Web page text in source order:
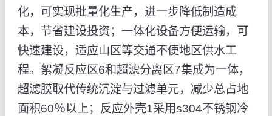
化，可实现批量化生产，进一步降低制造成
本，节省建设投资；一体化设备方便运输，可
快速建设，适应山区等交通不便地区供水工
程。絮凝反应区6和超滤分离区7集成为一体，
超滤膜取代传统沉淀与过滤单元，减少总占地
面积60％以上；反应外壳1采用s304不锈钢冷